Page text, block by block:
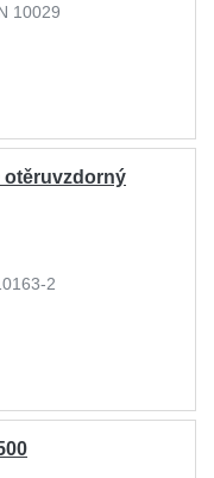
10029
otěruvzdorný
2